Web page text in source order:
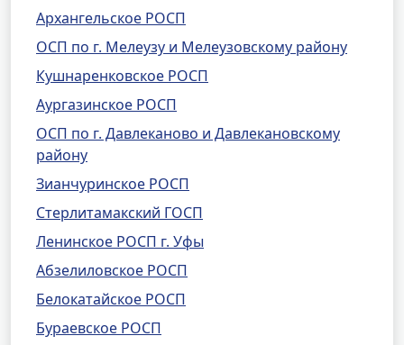
Архангельское РОСП
ОСП по г. Мелеузу и Мелеузовскому району
Кушнаренковское РОСП
Аургазинское РОСП
ОСП по г. Давлеканово и Давлекановскому
району
Зианчуринское РОСП
Стерлитамакский ГОСП
Ленинское РОСП г. Уфы
Абзелиловское РОСП
Белокатайское РОСП
Бураевское РОСП